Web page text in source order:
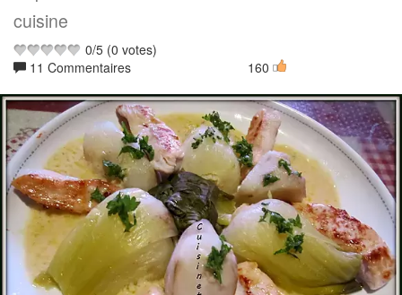
cuisine
0/5 (0 votes)
11 Commentaires
160